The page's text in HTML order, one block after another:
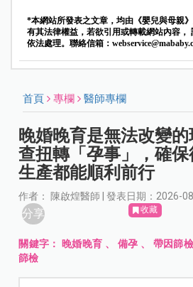
*本網站所發表之文章，均由《嬰兒與母親
有其法律權益，若欲引用或轉載網站內容，
依法處理。聯絡信箱：
首頁 專欄 醫師專欄
晚婚晚育是無法改變
查扭轉「孕事」，確保
生產都能順利前行
作者： 陳啟煌醫師 | 發表日期：2026-
分享 收藏
關鍵字： 晚婚晚育 、 備孕 、 帶因篩檢
篩檢